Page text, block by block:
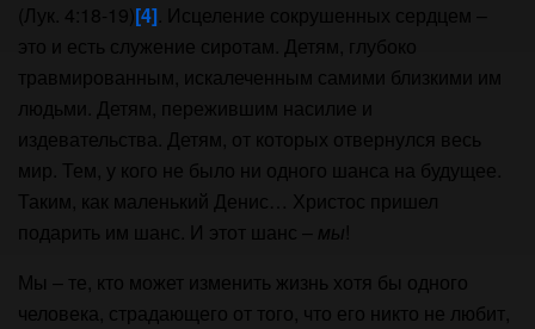
(Лук. 4:18-19)[4]. Исцеление сокрушенных сердцем –
это и есть служение сиротам. Детям, глубоко
травмированным, искалеченным самими близкими им
людьми. Детям, пережившим насилие и
издевательства. Детям, от которых отвернулся весь
мир. Тем, у кого не было ни одного шанса на будущее.
Таким, как маленький Денис… Христос пришел
подарить им шанс. И этот шанс – мы
Мы – те, кто может изменить жизнь хотя бы одного
человека, страдающего от того, что его никто не любит,